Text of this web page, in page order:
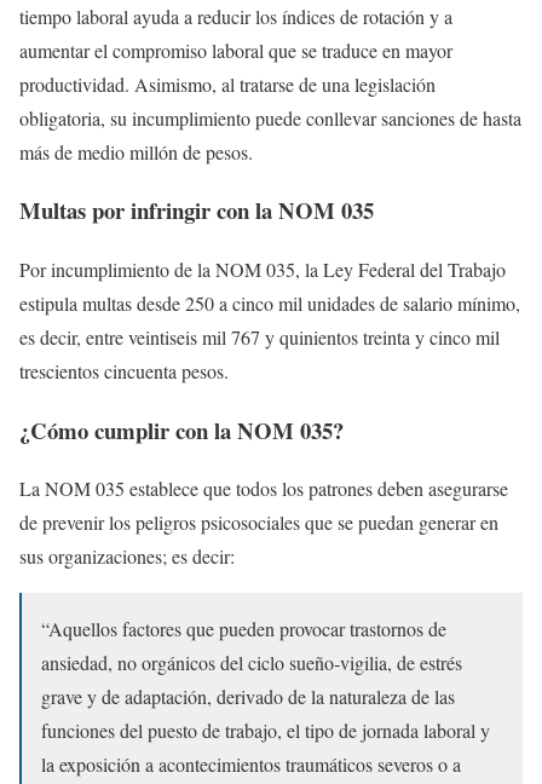
tiempo laboral ayuda a reducir los índices de rotación y a
aumentar el compromiso laboral que se traduce en mayor
productividad. Asimismo, al tratarse de una legislación
obligatoria, su incumplimiento puede conllevar sanciones de hasta
más de medio millón de pesos.
Multas por infringir con la NOM 035
Por incumplimiento de la NOM 035, la Ley Federal del Trabajo
estipula multas desde 250 a cinco mil unidades de salario mínimo,
es decir, entre veintiseis mil 767 y quinientos treinta y cinco mil
trescientos cincuenta pesos.
¿Cómo cumplir con la NOM 035?
La NOM 035 establece que todos los patrones deben asegurarse
de prevenir los peligros psicosociales que se puedan generar en
sus organizaciones; es decir:
“Aquellos factores que pueden provocar trastornos de
ansiedad, no orgánicos del ciclo sueño-vigilia, de estrés
grave y de adaptación, derivado de la naturaleza de las
funciones del puesto de trabajo, el tipo de jornada laboral y
la exposición a acontecimientos traumáticos severos o a